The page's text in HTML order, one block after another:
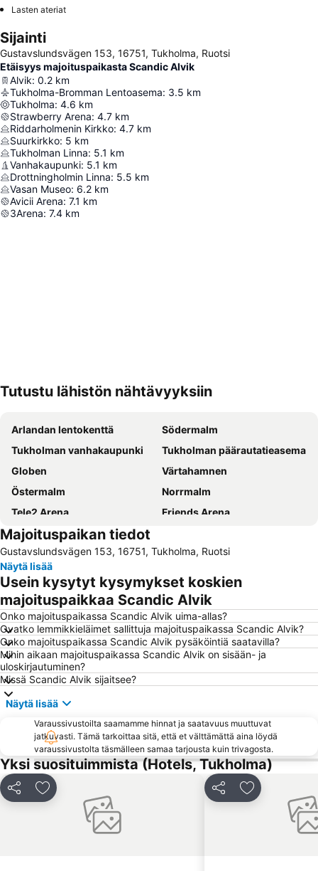
Lasten ateriat
Sijainti
Gustavslundsvägen 153, 16751, Tukholma, Ruotsi
Etäisyys majoituspaikasta Scandic Alvik
Alvik: 0.2 km
Tukholma-Bromman Lentoasema: 3.5 km
Tukholma: 4.6 km
Strawberry Arena: 4.7 km
Riddarholmenin Kirkko: 4.7 km
Suurkirkko: 5 km
Tukholman Linna: 5.1 km
Vanhakaupunki: 5.1 km
Drottningholmin Linna: 5.5 km
Vasan Museo: 6.2 km
Avicii Arena: 7.1 km
3Arena: 7.4 km
Tutustu lähistön nähtävyyksiin
Arlandan lentokenttä
Södermalm
Tukholman vanhakaupunki
Tukholman päärautatieasema
Globen
Värtahamnen
Östermalm
Norrmalm
Tele2 Arena
Friends Arena
Cityterminalen
Djurgården
Vasastan
Stockholmsmassan
Airport Stockholm-Bromma
Skansen
Kungsholmen
Old Town Stockholm
Stockholm sightseeing
Gröna Lund
Stadsgårdshamnen
Hötorget
Stockholm Waterfront Congress Centre
Bromma
Älvsjö
Tukholman saaristo
Kuninkaanlinna
Stockholms Stadion
Vasa Museum
Stockholm City Conference Centre
Kungsträdgården
Cirkus
Stureplan
Junibacken
Rinkeby-Kista
Kungliga Operan
Majoituspaikan tiedot
Gustavslundsvägen 153, 16751, Tukholma, Ruotsi
Näytä lisää
Usein kysytyt kysymykset koskien
majoituspaikkaa Scandic Alvik
Onko majoituspaikassa Scandic Alvik uima-allas?
Ovatko lemmikkieläimet sallittuja majoituspaikassa Scandic Alvik?
Onko majoituspaikassa Scandic Alvik pysäköintiä saatavilla?
Mihin aikaan majoituspaikassa Scandic Alvik on sisään- ja
uloskirjautuminen?
Missä Scandic Alvik sijaitsee?
Näytä lisää
Varaussivustoilta saamamme hinnat ja saatavuus muuttuvat
jatkuvasti. Tämä tarkoittaa sitä, että et välttämättä aina löydä
varaussivustolta täsmälleen samaa tarjousta kuin trivagosta.
Yksi suosituimmista (Hotels, Tukholma)
Jaa Lisää suosikkeihin Jaa Lisää